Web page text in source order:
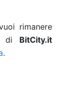
rimanere
di BitCity.it
.